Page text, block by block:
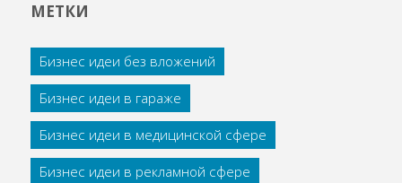
МЕТКИ
Бизнес идеи без вложений
Бизнес идеи в гараже
Бизнес идеи в медицинской сфере
Бизнес идеи в рекламной сфере